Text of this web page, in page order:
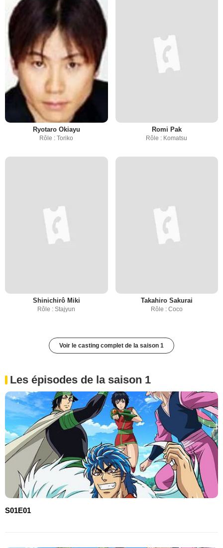
Ryotaro Okiayu
Rôle : Toriko
Romi Pak
Rôle : Komatsu
Shinichirô Miki
Rôle : Stajyun
Takahiro Sakurai
Rôle : Coco
Voir le casting complet de la saison 1
Les épisodes de la saison 1
S01E01